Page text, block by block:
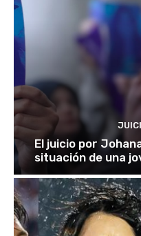
El juicio por
situación de una